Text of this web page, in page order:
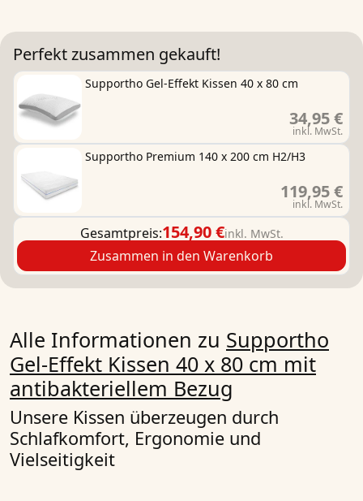
Perfekt zusammen gekauft!
Supportho Gel-Effekt Kissen 40 x 80 cm
34,95 €
inkl. MwSt.
Supportho Premium 140 x 200 cm H2/H3
119,95 €
inkl. MwSt.
Gesamtpreis:154,90 €inkl. MwSt.
Zusammen in den Warenkorb
Alle Informationen zu Supportho
Gel-Effekt Kissen 40 x 80 cm mit
antibakteriellem Bezug
Unsere Kissen überzeugen durch
Schlafkomfort, Ergonomie und
Vielseitigkeit